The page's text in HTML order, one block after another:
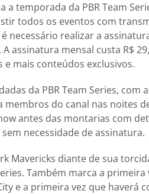
temporada da PBR Team
todos os eventos com
realizar a
assinatura mensal custa R$
mais conteúdos exclusivos.
da PBR Team Series, com
do canal nas noites
antes das montarias com
necessidade de assinatura.
Mavericks diante de sua
Também marca a primeira
e a primeira vez que haverá